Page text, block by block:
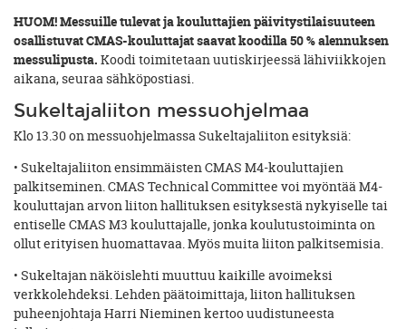
HUOM! Messuille tulevat ja kouluttajien päivitystilaisuuteen
osallistuvat CMAS-kouluttajat saavat koodilla 50 % alennuksen
messulipusta. Koodi toimitetaan uutiskirjeessä lähiviikkojen
aikana, seuraa sähköpostiasi.
Sukeltajaliiton messuohjelmaa
Klo 13.30 on messuohjelmassa Sukeltajaliiton esityksiä:
• Sukeltajaliiton ensimmäisten CMAS M4-kouluttajien
palkitseminen. CMAS Technical Committee voi myöntää M4-
kouluttajan arvon liiton hallituksen esityksestä nykyiselle tai
entiselle CMAS M3 kouluttajalle, jonka koulutustoiminta on
ollut erityisen huomattavaa. Myös muita liiton palkitsemisia.
• Sukeltajan näköislehti muuttuu kaikille avoimeksi
verkkolehdeksi. Lehden päätoimittaja, liiton hallituksen
puheenjohtaja Harri Nieminen kertoo uudistuneesta